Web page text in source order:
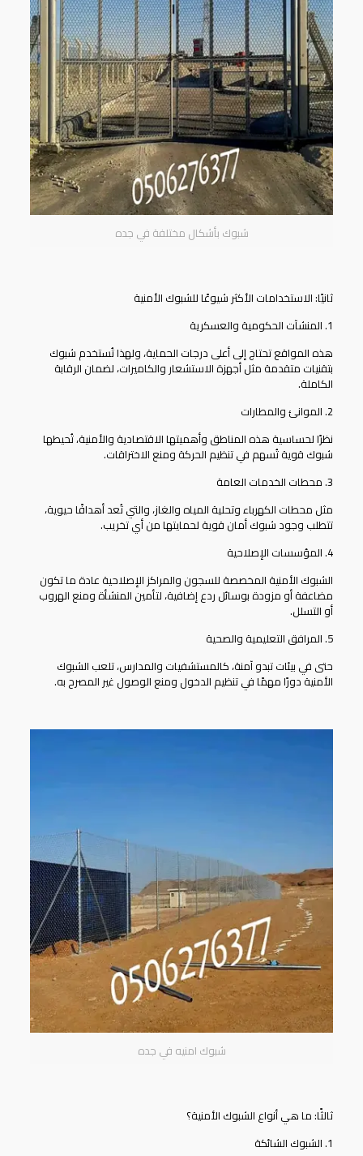
شبوك بأشكال مختلفة في جده
ثانيًا: الاستخدامات الأكثر شيوعًا للشبوك الأمنية
1. المنشآت الحكومية والعسكرية
هذه المواقع تحتاج إلى أعلى درجات الحماية، ولهذا تُستخدم شبوك
بتقنيات متقدمة مثل أجهزة الاستشعار والكاميرات، لضمان الرقابة
الكاملة.
2. الموانئ والمطارات
نظرًا لحساسية هذه المناطق وأهميتها الاقتصادية والأمنية، تُحيطها
شبوك قوية تُسهم في تنظيم الحركة ومنع الاختراقات.
3. محطات الخدمات العامة
مثل محطات الكهرباء وتحلية المياه والغاز، والتي تُعد أهدافًا حيوية،
تتطلب وجود شبوك أمان قوية لحمايتها من أي تخريب.
4. المؤسسات الإصلاحية
الشبوك الأمنية المخصصة للسجون والمراكز الإصلاحية عادة ما تكون
مضاعفة أو مزودة بوسائل ردع إضافية، لتأمين المنشأة ومنع الهروب
أو التسلل.
5. المرافق التعليمية والصحية
حتى في بيئات تبدو آمنة، كالمستشفيات والمدارس، تلعب الشبوك
الأمنية دورًا مهمًا في تنظيم الدخول ومنع الوصول غير المصرح به.
شبوك امنيه في جده
ثالثًا: ما هي أنواع الشبوك الأمنية؟
1. الشبوك الشائكة